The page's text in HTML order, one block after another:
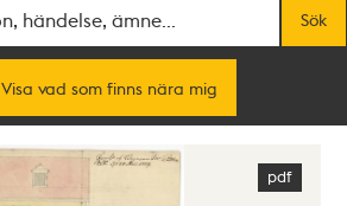
Sök
Visa vad som finns nära mig